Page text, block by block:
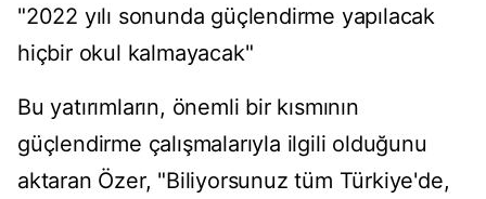
"2022 yılı sonunda güçlendirme yapılacak
hiçbir okul kalmayacak"
Bu yatırımların, önemli bir kısmının
güçlendirme çalışmalarıyla ilgili olduğunu
aktaran Özer, "Biliyorsunuz tüm Türkiye'de,